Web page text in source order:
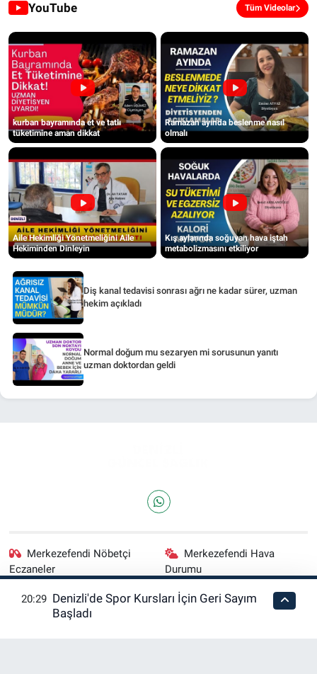
YouTube Tüm Videolar
kurban bayramında et ve tatlı
tüketimine aman dikkat
Ramazan ayında beslenme nasıl
olmalı
Aile Hekimliği Yönetmeliğini Aile
Hekiminden Dinleyin
Kış aylarında soğuyan hava iştah
metabolizmasını etkiliyor
Diş kanal tedavisi sonrası ağrı ne kadar sürer, uzman
hekim açıkladı
Normal doğum mu sezaryen mi sorusunun yanıtı
uzman doktordan geldi
Merkezefendi Nöbetçi
Eczaneler
Merkezefendi Hava
Durumu
Merkezefendi Trafik
Yoğunluk Haritası
Puan Durumu ve Fikstür
20:29 Denizli'de Spor Kursları İçin Geri Sayım
Başladı